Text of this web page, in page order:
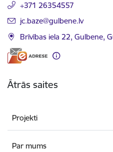
+371 26354557
E-pasts:
jc.baze@gulbene.lv
Brīvības iela 22, Gulbene,
Ātrās saites
Projekti
Par mums